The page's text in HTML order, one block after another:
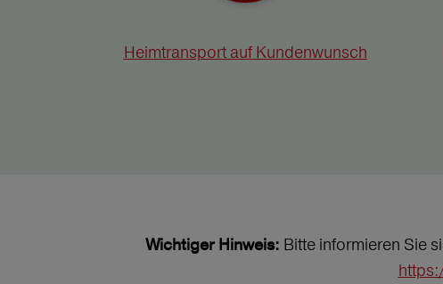
Heimtransport auf Kundenwunsch
Wichtiger Hinweis: Bitte informieren Sie